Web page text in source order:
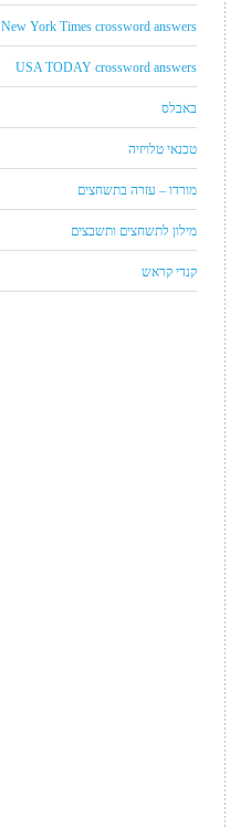
New York Times crossword answers
USA TODAY crossword answers
באבלס
טכנאי טלויזיה
מורדו – עזרה בתשחצים
מילון לתשחצים ותשבצים
קנדי קראש